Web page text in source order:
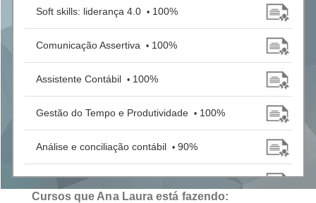
Soft skills: liderança 4.0 • 100%
Comunicação Assertiva • 100%
Assistente Contábil • 100%
Gestão do Tempo e Produtividade • 100%
Análise e conciliação contábil • 90%
ECD - Escrituração Contábil Digital 2025 100%
Cursos que Ana Laura está fazendo: